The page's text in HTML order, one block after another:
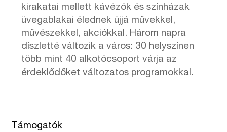
kirakatai mellett kávézók és színházak
üvegablakai élednek újjá művekkel,
művészekkel, akciókkal. Három napra
díszletté változik a város: 30 helyszínen
több mint 40 alkotócsoport várja az
érdeklődőket változatos programokkal.
Támogatók